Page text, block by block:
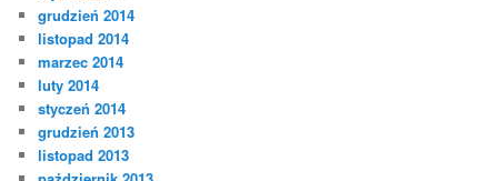
grudzień 2014
listopad 2014
marzec 2014
luty 2014
styczeń 2014
grudzień 2013
listopad 2013